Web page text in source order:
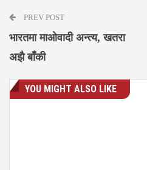
PREV POST
भारतमा माओवादी अन्त्य, खतरा
अझै बाँकी
YOU MIGHT ALSO LIKE